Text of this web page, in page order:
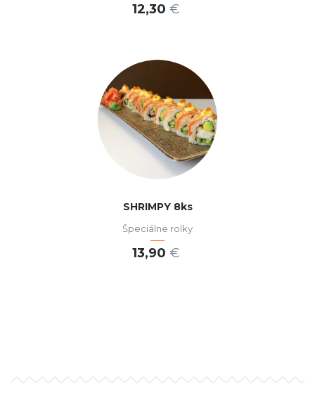
12,30 €
SHRIMPY 8ks
Špeciálne rolky
13,90 €